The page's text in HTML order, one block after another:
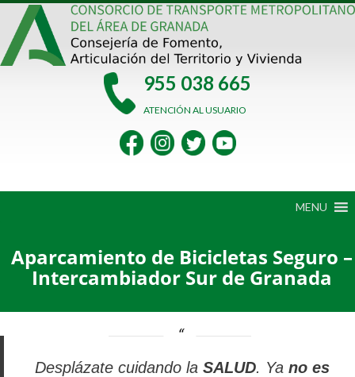
Saltar
contenido
955 038 665
ATENCIÓN AL USUARIO
MENU
Aparcamiento de Bicicletas Seguro –
Intercambiador Sur de Granada
Desplázate cuidando la SALUD. Ya no es